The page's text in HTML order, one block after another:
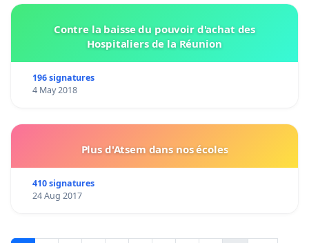
Contre la baisse du pouvoir d'achat des
Hospitaliers de la Réunion
196 signatures
4 May 2018
Plus d'Atsem dans nos écoles
410 signatures
24 Aug 2017